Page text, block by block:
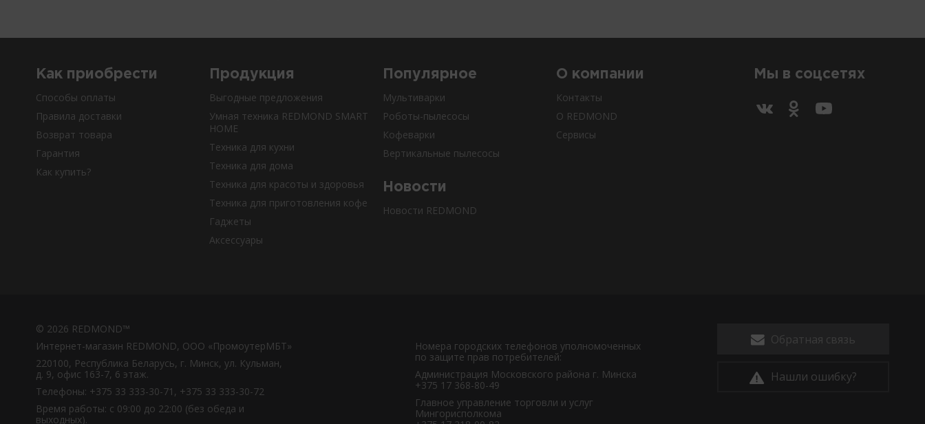
Как приобрести
Способы оплаты
Правила доставки
Возврат товара
Гарантия
Как купить?
Продукция
Выгодные предложения
Умная техника REDMOND SMART
HOME
Техника для кухни
Техника для дома
Техника для красоты и здоровья
Техника для приготовления кофе
Гаджеты
Аксессуары
Популярное
Мультиварки
Роботы-пылесосы
Кофеварки
Вертикальные пылесосы
Новости
Новости REDMOND
О компании
Контакты
О REDMOND
Сервисы
Мы в соцсетях
© 2026 REDMOND™
Интернет-магазин REDMOND, ООО «ПромоутерМБТ»
220100, Республика Беларусь, г. Минск, ул. Кульман,
д. 9, офис 163-7, 6 этаж.
Телефоны: +375 33 333-30-71, +375 33 333-30-72
Время работы: с 09:00 до 22:00 (без обеда и
выходных).
Номера городских телефонов уполномоченных
по защите прав потребителей:
Администрация Московского района г. Минска
+375 17 368-80-49
Главное управление торговли и услуг
Мингорисполкома
Обратная связь
Нашли ошибку?